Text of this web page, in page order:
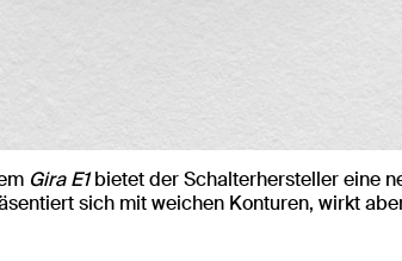
Gira E1bietet der Schalterhersteller eine
sich mit weichen Konturen, wirkt